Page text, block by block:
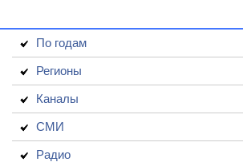
По годам
Регионы
Каналы
СМИ
Радио